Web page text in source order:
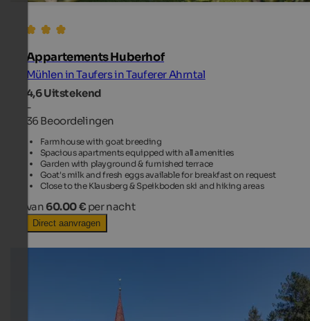
Appartements Huberhof
Mühlen in Taufers in Tauferer Ahrntal
4,6Uitstekend
-
36 Beoordelingen
Farmhouse with goat breeding
Spacious apartments equipped with all amenities
Garden with playground & furnished terrace
Goat's milk and fresh eggs available for breakfast on request
Close to the Klausberg & Speikboden ski and hiking areas
van 60.00 € per nacht
Direct aanvragen